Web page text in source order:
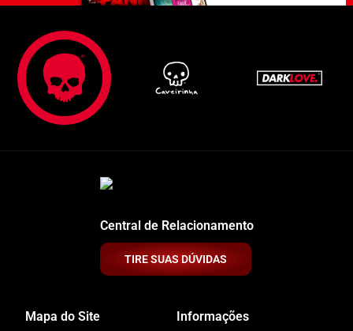
Central de Relacionamento
TIRE SUAS DÚVIDAS
Mapa do Site Informações